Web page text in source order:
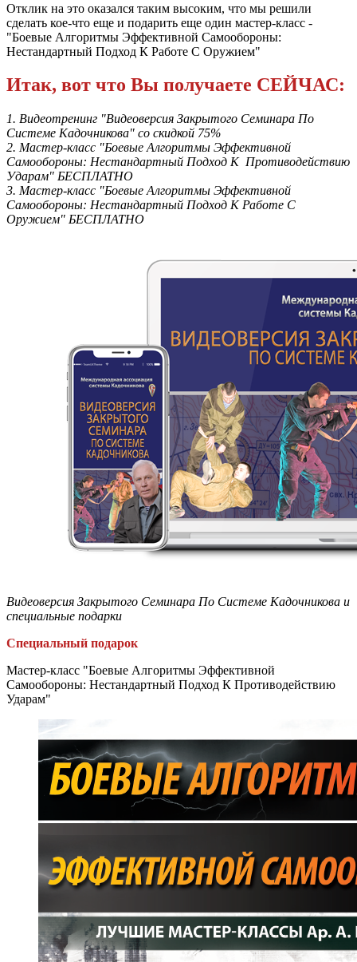
Отклик на это оказался таким высоким, что мы решили
сделать кое-что еще и подарить еще один мастер-класс -
"Боевые Алгоритмы Эффективной Самообороны:
Нестандартный Подход К Работе С Оружием"
Итак, вот что Вы получаете СЕЙЧАС:
1. Видеотренинг "Видеоверсия Закрытого Семинара По
Системе Кадочникова" со скидкой 75%
2. Мастер-класс "Боевые Алгоритмы Эффективной
Самообороны: Нестандартный Подход К Противодействию
Ударам" БЕСПЛАТНО
3. Мастер-класс "Боевые Алгоритмы Эффективной
Самообороны: Нестандартный Подход К Работе С
Оружием" БЕСПЛАТНО
Видеоверсия Закрытого Семинара По Системе Кадочникова и
специальные подарки
Специальный подарок
Мастер-класс "Боевые Алгоритмы Эффективной
Самообороны: Нестандартный Подход К Противодействию
Ударам"